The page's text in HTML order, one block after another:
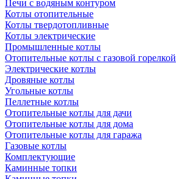
Печи с водяным контуром
Котлы отопительные
Котлы твердотопливные
Котлы электрические
Промышленные котлы
Отопительные котлы с газовой горелкой
Электрические котлы
Дровяные котлы
Угольные котлы
Пеллетные котлы
Отопительные котлы для дачи
Отопительные котлы для дома
Отопительные котлы для гаража
Газовые котлы
Комплектующие
Каминные топки